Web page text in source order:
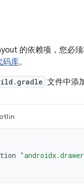
的依赖项，您必
码库。
文件中添